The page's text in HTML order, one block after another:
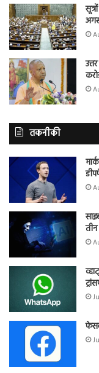
तकनीकी